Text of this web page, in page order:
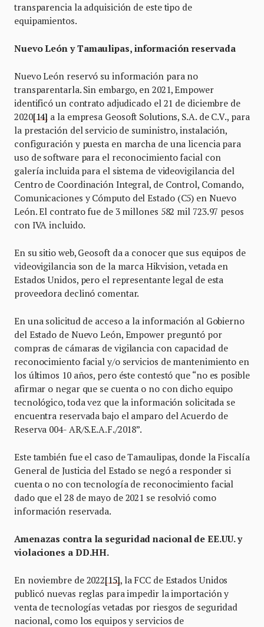
transparencia la adquisición de este tipo de
equipamientos.
Nuevo León y Tamaulipas, información reservada
Nuevo León reservó su información para no
transparentarla. Sin embargo, en 2021, Empower
identificó un contrato adjudicado el 21 de diciembre de
2020[14] a la empresa Geosoft Solutions, S.A. de C.V., para
la prestación del servicio de suministro, instalación,
configuración y puesta en marcha de una licencia para
uso de software para el reconocimiento facial con
galería incluida para el sistema de videovigilancia del
Centro de Coordinación Integral, de Control, Comando,
Comunicaciones y Cómputo del Estado (C5) en Nuevo
León. El contrato fue de 3 millones 582 mil 723.97 pesos
con IVA incluido.
En su sitio web, Geosoft da a conocer que sus equipos de
videovigilancia son de la marca Hikvision, vetada en
Estados Unidos, pero el representante legal de esta
proveedora declinó comentar.
En una solicitud de acceso a la información al Gobierno
del Estado de Nuevo León, Empower preguntó por
compras de cámaras de vigilancia con capacidad de
reconocimiento facial y/o servicios de mantenimiento en
los últimos 10 años, pero éste contestó que “no es posible
afirmar o negar que se cuenta o no con dicho equipo
tecnológico, toda vez que la información solicitada se
encuentra reservada bajo el amparo del Acuerdo de
Reserva 004- AR/S.E.A.F./2018”.
Este también fue el caso de Tamaulipas, donde la Fiscalía
General de Justicia del Estado se negó a responder si
cuenta o no con tecnología de reconocimiento facial
dado que el 28 de mayo de 2021 se resolvió como
información reservada.
Amenazas contra la seguridad nacional de EE.UU. y
violaciones a DD.HH.
En noviembre de 2022[15], la FCC de Estados Unidos
publicó nuevas reglas para impedir la importación y
venta de tecnologías vetadas por riesgos de seguridad
nacional, como los equipos y servicios de